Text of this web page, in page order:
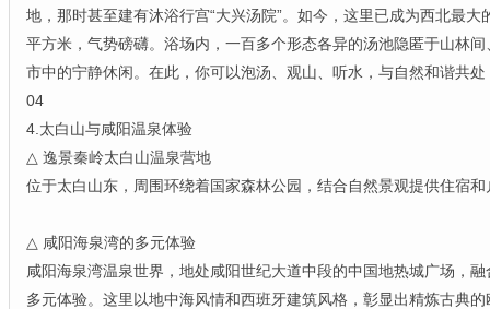
地，那时甚至建有沐浴行宫“大兴汤院”。如今，这里已成为西北最
平方米，气势磅礴。浴场内，一百多个形态各异的汤池隐匿于山林
市中的宁静休闲。在此，你可以泡汤、观山、听水，与自然和谐共
04
4.太白山与咸阳温泉体验
△ 逸景秦岭太白山温泉营地
位于太白山东，周围环绕着国家森林公园，结合自然景观提供住宿和
△ 咸阳海泉湾的多元体验
咸阳海泉湾温泉世界，地处咸阳世纪大道中段的中国地热城广场，
多元体验。这里以地中海风情和西班牙建筑风格，彰显出精炼古典